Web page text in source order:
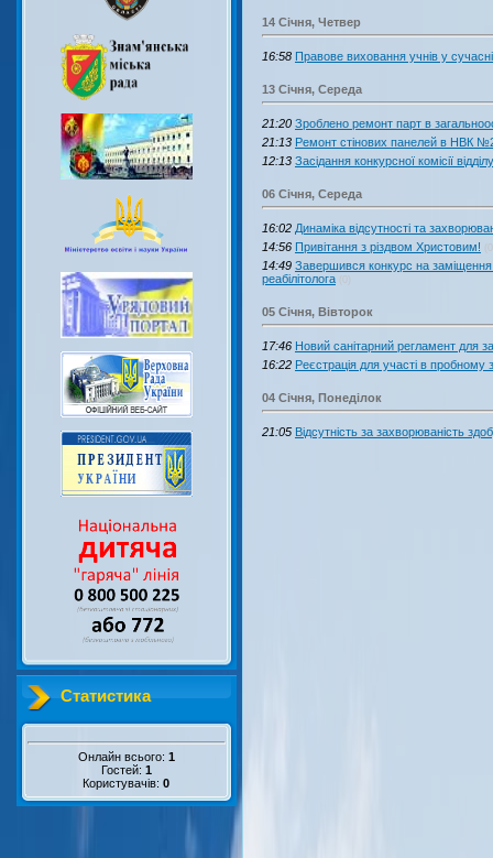
Статистика
Онлайн всього: 1
Гостей: 1
Користувачів:0
14 Січня, Четвер
16:58 Правове виховання учнів у
13 Січня, Середа
21:20 Зроблено ремонт парт в
21:13 Ремонт стінових панелей в НВК
12:13 Засідання конкурсної комісії
06 Січня, Середа
16:02 Динаміка відсутності та
14:56 Привітання з різдвом Христовим!
14:49 Завершився конкурс на заміщення
реабілітолога
05 Січня, Вівторок
17:46 Новий санітарний регламент для
16:22 Реєстрація для участі в
04 Січня, Понеділок
21:05 Відсутність за захворюваність